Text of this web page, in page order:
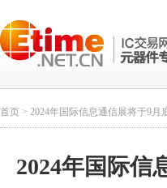
首页 > 2024年国际信息通信展将于9月
2024年国际信